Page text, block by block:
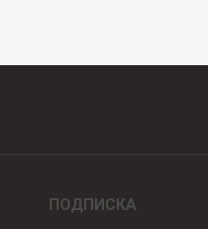
ПОДПИСКА